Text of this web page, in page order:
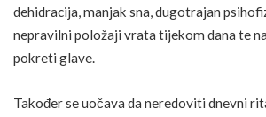
dehidracija, manjak sna, dugotrajan
nepravilni položaji vrata tijekom dana te
pokreti glave.
Također se uočava da neredoviti dnevni